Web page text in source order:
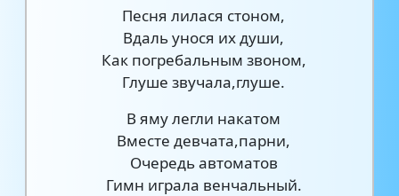
Песня лилася стоном,
Вдаль унося их души,
Как погребальным звоном,
Глуше звучала,глуше.
В яму легли накатом
Вместе девчата,парни,
Очередь автоматов
Гимн играла венчальный.